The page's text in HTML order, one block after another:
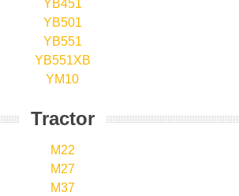
YB451
YB501
YB551
YB551XB
YM10
Tractor
M22
M27
M37